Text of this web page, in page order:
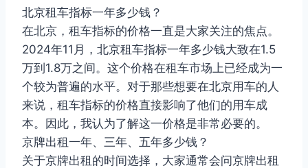
北京租车指标一年多少钱？
在北京，租车指标的价格一直是大家关注的焦点。
2024年11月，北京租车指标一年多少钱大致在1.5
万到1.8万之间。这个价格在租车市场上已经成为一
个较为普遍的水平。对于那些想要在北京用车的人
来说，租车指标的价格直接影响了他们的用车成
本。因此，我认为了解这一价格是非常必要的。
京牌出租一年、三年、五年多少钱？
关于京牌出租的时间选择，大家通常会问京牌出租